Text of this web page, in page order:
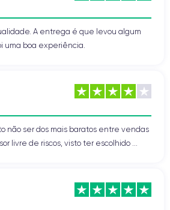
A entrega é que levou algum
uma boa experiência.
não ser dos mais baratos entre vendas
livre de riscos, visto ter escolhido ...